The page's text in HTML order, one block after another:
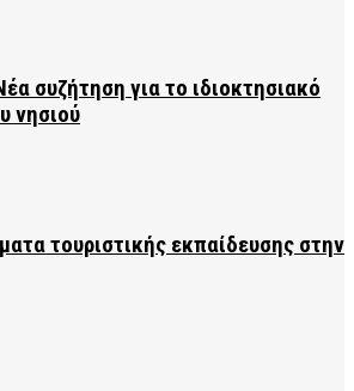
τουριστικής εκπαίδευσης στην
συζήτηση για το ιδιοκτησιακό
νησιού